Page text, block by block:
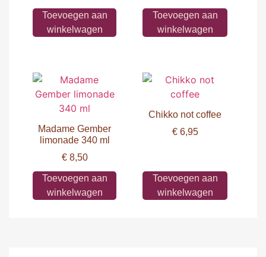
Toevoegen aan
winkelwagen
Toevoegen aan
winkelwagen
Madame Gember
limonade 340 ml
€8,50
Toevoegen aan
winkelwagen
Chikko not coffee
€6,95
Toevoegen aan
winkelwagen